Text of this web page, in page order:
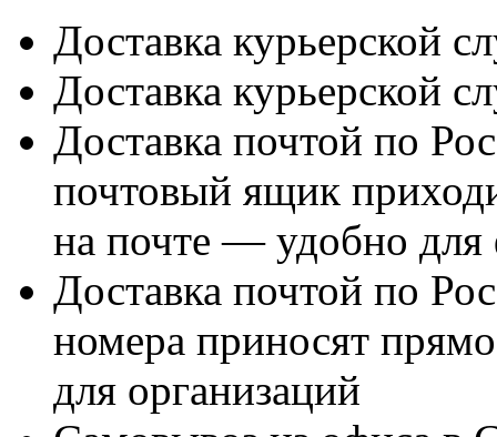
Доставка курьерской
Доставка курьерской
Доставка почтой по
почтовый ящик
на почте — удобно для
Доставка почтой по
номера приносят
для организаций